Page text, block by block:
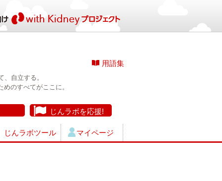
用語集
自立する。
のすべてがここに。
じんラボを応援!
じんラボツール マイページ